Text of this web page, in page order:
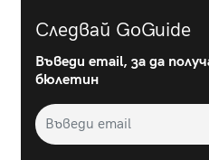
Следвай GoGuide
Въведи email, за да
бюлетин